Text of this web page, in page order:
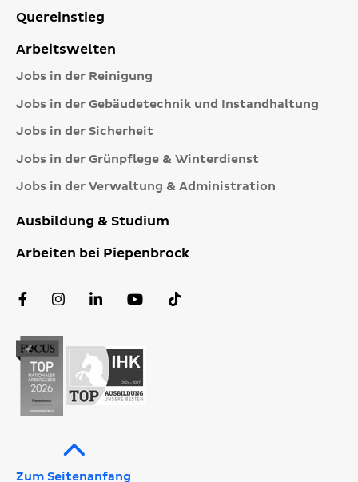
Quereinstieg
Arbeitswelten
Jobs in der Reinigung
Jobs in der Gebäudetechnik und Instandhaltung
Jobs in der Sicherheit
Jobs in der Grünpflege & Winterdienst
Jobs in der Verwaltung & Administration
Ausbildung & Studium
Arbeiten bei Piepenbrock
FacebookInstagram
LinkedInYouTube
Zum Seitenanfang